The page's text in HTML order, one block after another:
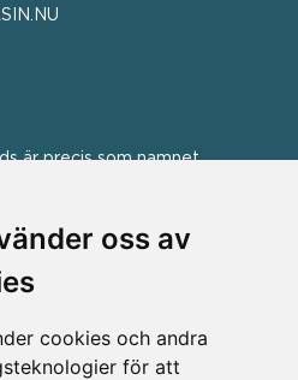
oss av
cookies och andra
för att
är precis som namnet
Vi har idag en stor
med hög
alltid varit ett av
vår verksamhet.
Mason ▪ Caps Me ▪